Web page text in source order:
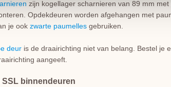
zijn kogellager scharnieren van 89 mm
Opdekdeuren worden afgehangen met
je ook zwarte paumelles gebruiken.
deur is de draairichting niet van belang. Bestel je
aangeeft.
SSL binnendeuren